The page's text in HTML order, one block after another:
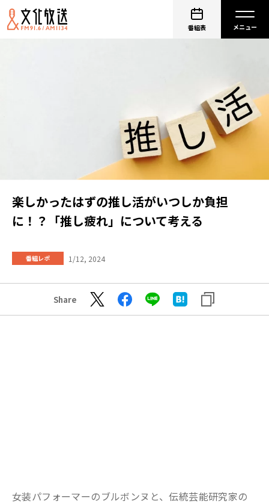
番組表
楽しかったはずの推し活がいつしか負担
に！？「推し疲れ」について考える
番組レポ 1/12, 2024
Share
女装パフォーマーのブルボンヌと、伝統芸能研究家の